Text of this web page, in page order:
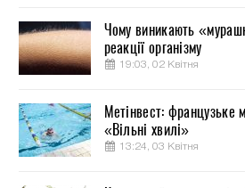
Чому виникають
реакції організму
19:03, 02 Квітня
Метінвест: французьке
«Вільні хвилі»
13:24, 03 Квітня